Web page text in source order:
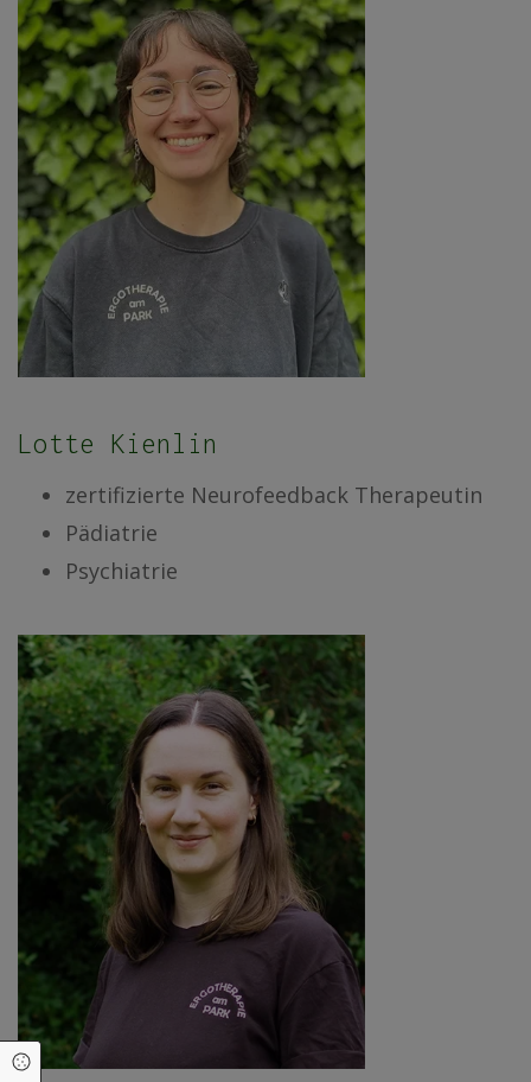
Lotte Kienlin
zertifizierte Neurofeedback Therapeutin
Pädiatrie
Psychiatrie
Cookie Einstellungen